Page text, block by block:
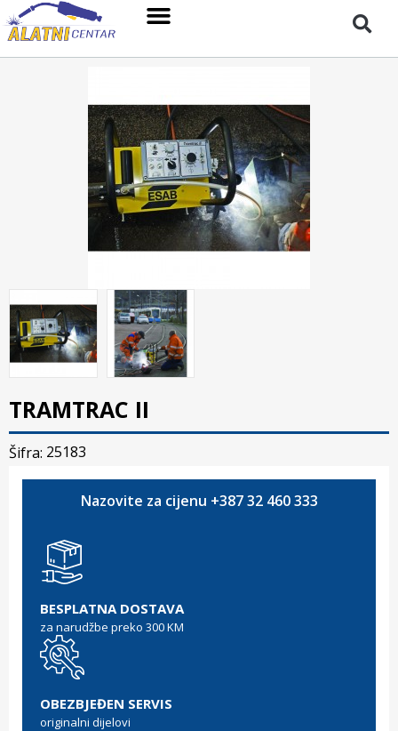
TRAMTRAC II
Šifra: 25183
Nazovite za cijenu +387 32 460 333
BESPLATNA DOSTAVA
za narudžbe preko 300 KM
OBEZBJEĐEN SERVIS
originalni dijelovi